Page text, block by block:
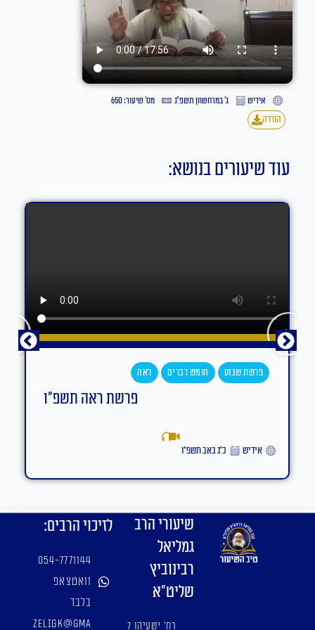
אידיש ג׳ במרחשוון תשפ״ג
מס' שיעור: 650
הורדה
עוד שיעורים בנושא:
פרשת שבוע חומש דברים ראה
פרשת ראה תשפ"ו
אידיש כ״ג באב תשפ״ו
שיעורי הרב
גמליאל
רבינוביץ
שליט"א
רח' ישעיהו 7
לזיכוי הרבים:
054-7771144
וואטצאפ
בלבד
zeligk@gma